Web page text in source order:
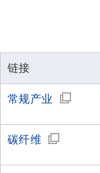
链接
常规产业
碳纤维